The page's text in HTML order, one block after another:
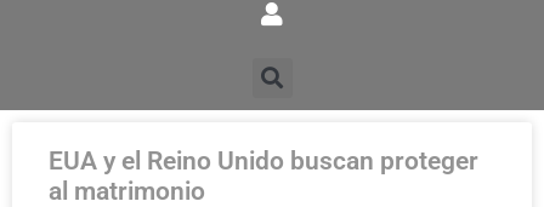
EUA y el Reino Unido buscan proteger
al matrimonio